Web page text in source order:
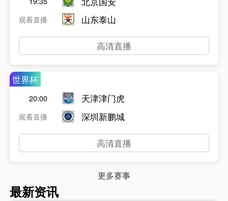
观看直播
山东泰山
高清直播
世界杯
20:00
观看直播
天津津门虎
深圳新鹏城
高清直播
更多赛事
最新资讯